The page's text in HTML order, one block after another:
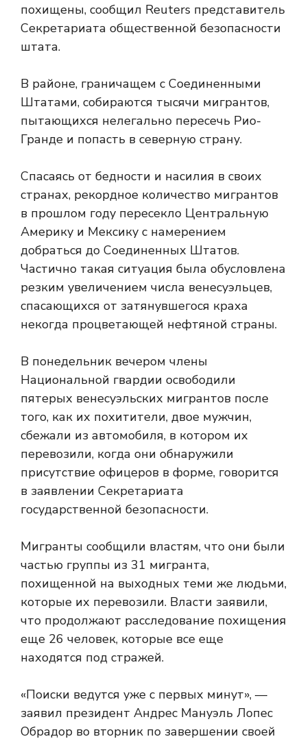
похищены, сообщил Reuters представитель
Секретариата общественной безопасности
штата.
В районе, граничащем с Соединенными
Штатами, собираются тысячи мигрантов,
пытающихся нелегально пересечь Рио-
Гранде и попасть в северную страну.
Спасаясь от бедности и насилия в своих
странах, рекордное количество мигрантов
в прошлом году пересекло Центральную
Америку и Мексику с намерением
добраться до Соединенных Штатов.
Частично такая ситуация была обусловлена
​​резким увеличением числа венесуэльцев,
спасающихся от затянувшегося краха
некогда процветающей нефтяной страны.
В понедельник вечером члены
Национальной гвардии освободили
пятерых венесуэльских мигрантов после
того, как их похитители, двое мужчин,
сбежали из автомобиля, в котором их
перевозили, когда они обнаружили
присутствие офицеров в форме, говорится
в заявлении Секретариата
государственной безопасности.
Мигранты сообщили властям, что они были
частью группы из 31 мигранта,
похищенной на выходных теми же людьми,
которые их перевозили. Власти заявили,
что продолжают расследование похищения
еще 26 человек, которые все еще
находятся под стражей.
«Поиски ведутся уже с первых минут», —
заявил президент Андрес Мануэль Лопес
Обрадор во вторник по завершении своей